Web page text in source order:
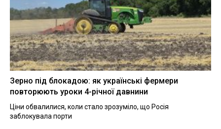
Зерно під блокадою: як українські фермери
повторюють уроки 4-річної давнини
Ціни обвалилися, коли стало зрозуміло, що Росія
заблокувала порти